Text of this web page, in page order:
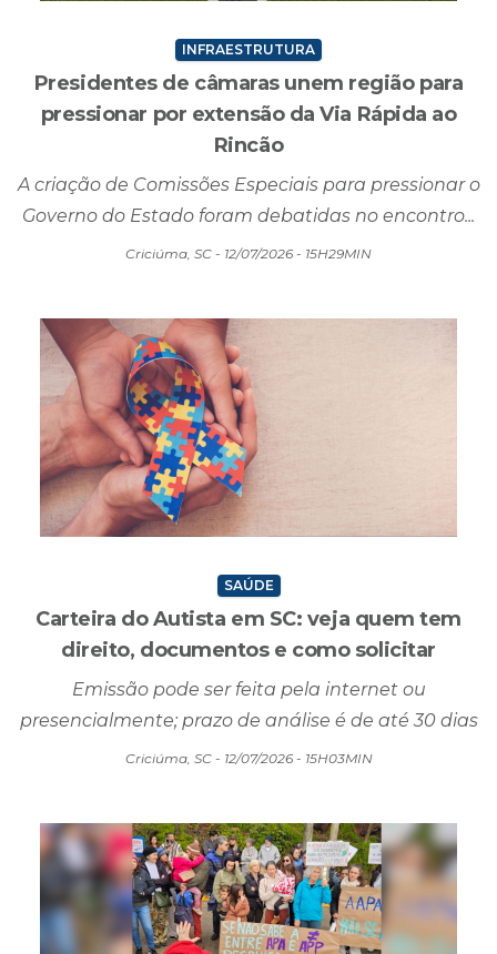
INFRAESTRUTURA
Presidentes de câmaras unem região para
pressionar por extensão da Via Rápida ao
Rincão
A criação de Comissões Especiais para pressionar o
Governo do Estado foram debatidas no encontro...
Criciúma, SC - 12/07/2026 - 15H29MIN
SAÚDE
Carteira do Autista em SC: veja quem tem
direito, documentos e como solicitar
Emissão pode ser feita pela internet ou
presencialmente; prazo de análise é de até 30 dias
Criciúma, SC - 12/07/2026 - 15H03MIN